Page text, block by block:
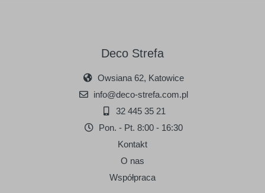
Deco Strefa
Owsiana 62, Katowice
info@deco-strefa.com.pl
32 445 35 21
Pon. - Pt. 8:00 - 16:30
Kontakt
O nas
Współpraca